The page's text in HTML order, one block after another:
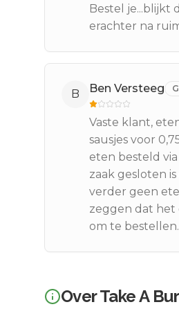
Bestel je...blijkt
erachter na
B Ben Versteeg
Vaste klant,
sausjes voor
eten besteld
zaak gesloten
verder geen
zeggen dat het
om te
OverTake A